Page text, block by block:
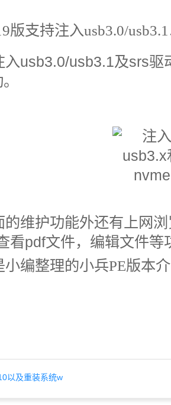
版支持注入usb3.0/
入usb3.0/usb3.1及srs
的维护功能外还有上网
看pdf文件，编辑文件等
小编整理的小兵PE版本
以及重装系统w